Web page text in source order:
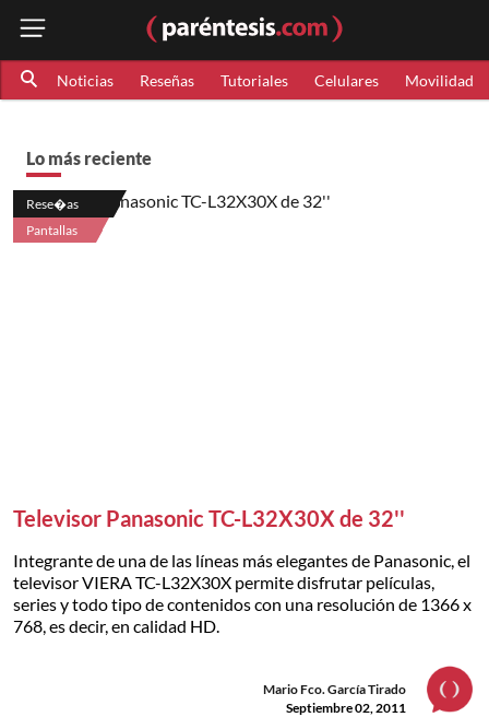
Noticias Reseñas Tutoriales Celulares Movilidad
Lo más reciente
Rese�as
Pantallas
Televisor Panasonic TC-L32X30X de 32''
Integrante de una de las líneas más elegantes de Panasonic, el
televisor VIERA TC-L32X30X permite disfrutar películas,
series y todo tipo de contenidos con una resolución de 1366 x
768, es decir, en calidad HD.
Mario Fco. García Tirado
Septiembre 02, 2011